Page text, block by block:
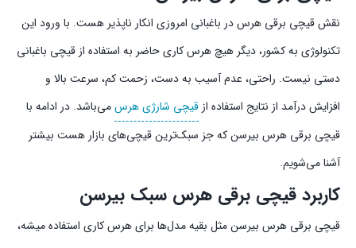
نقش قیچی برقی هرس در باغبانی امروزی انکار ناپذیر هست. با ورود این
تکنولوژی به کشور، دیگر هیچ هرس کاری حاضر به استفاده از قیچی باغبانی
دستی نیست. راحتی، عدم آسیب به دست، زحمت کم، سرعت بالا و
افزایش درآمد از نتایج استفاده از قیچی شارژی هرسمی‌باشد. در ادامه با
قیچی برقی هرس بیرسن که جز سبک‌ترین قیچی‌های بازار هست بیشتر
آشنا می‌شویم.
کاربرد قیچی برقی هرس سبک بیرسن
قیچی برقی هرس بیرسن مثل بقیه مدل‌ها برای هرس کاری استفاده میشه،